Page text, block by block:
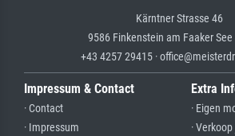
Kärntner Strasse 46
9586 Finkenstein am Faaker See
+43 4257 29415 ·
Impressum & Contact
· Contact
· Impressum
Extra
· Eigen
·